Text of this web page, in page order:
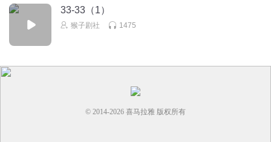
33-33（1）
猴子剧社 1475
© 2014-2026 喜马拉雅 版权所有